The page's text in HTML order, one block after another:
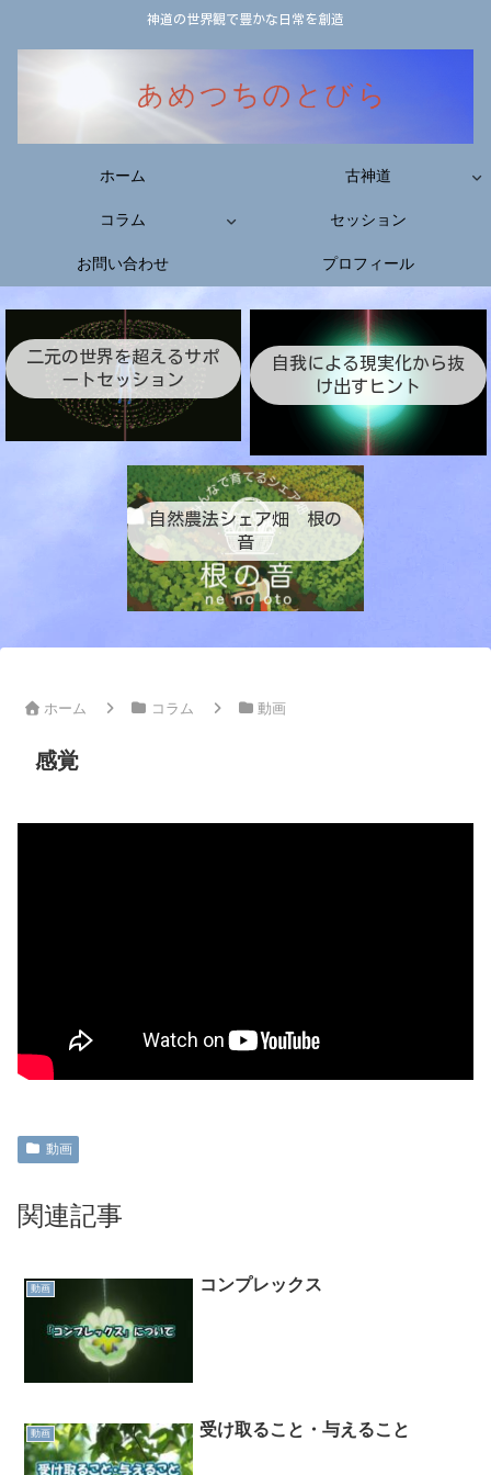
神道の世界観で豊かな日常を創造
ホーム
古神道
コラム
セッション
お問い合わせ
プロフィール
二元の世界を超えるサポ
ートセッション
自我による現実化から抜
け出すヒント
自然農法シェア畑 根の
音
ホーム コラム 動画
感覚
動画
関連記事
動画 コンプレックス
動画 受け取ること・与えること